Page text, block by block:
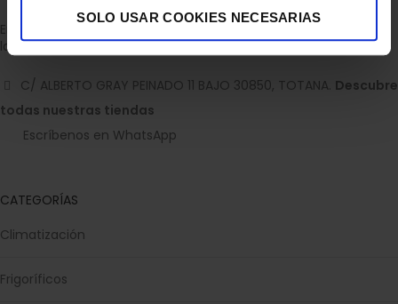
SOLO USAR COOKIES NECESARIAS
Empresa dedicada a la venta de accesorios para el hogar con
la experiencia de 36 años.
C/ ALBERTO GRAY PEINADO 11 BAJO 30850, TOTANA. Descubre
todas nuestras tiendas
Escríbenos en WhatsApp
CATEGORÍAS
Climatización
Frigoríficos